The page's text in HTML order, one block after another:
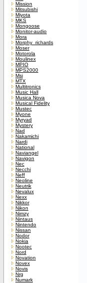
Mission
Mitsubishi
Miyota
MKS
Mongoose
Monitor-audio
Mora
Morphy_richards
Moser
Motorola
Moulinex
MPIO
MPS2000
Msi
MTX
Multitronics
Music Hall
Musica Nova
Musical Fidelity
Mustec
Myone
Myryad
Mystery
Nad
Nakamichi
Nardi
National
Naviangel
Navigon
Nec
Necchi
Neff
Neoline
Neutrik
Nevalux
Nexx
Nikkor
Nikon
Nimzy
Nintaus
Nintendo
Nissan
Nodor
Nokia
Nootec
Nord
Novation
Novex
Novis
Nrg
Numark